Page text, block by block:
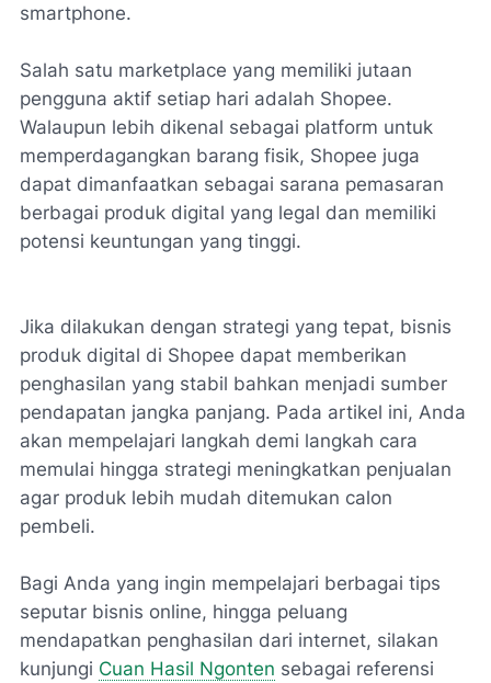
smartphone.
Salah satu marketplace yang memiliki jutaan
pengguna aktif setiap hari adalah Shopee.
Walaupun lebih dikenal sebagai platform untuk
memperdagangkan barang fisik, Shopee juga
dapat dimanfaatkan sebagai sarana pemasaran
berbagai produk digital yang legal dan memiliki
potensi keuntungan yang tinggi.
Jika dilakukan dengan strategi yang tepat, bisnis
produk digital di Shopee dapat memberikan
penghasilan yang stabil bahkan menjadi sumber
pendapatan jangka panjang. Pada artikel ini, Anda
akan mempelajari langkah demi langkah cara
memulai hingga strategi meningkatkan penjualan
agar produk lebih mudah ditemukan calon
pembeli.
Bagi Anda yang ingin mempelajari berbagai tips
seputar bisnis online, hingga peluang
mendapatkan penghasilan dari internet, silakan
kunjungi Cuan Hasil Ngonten sebagai referensi